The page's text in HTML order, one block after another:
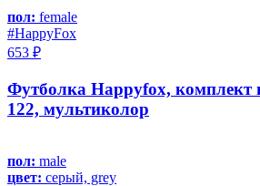
пол: female
#HappyFox
653 ₽
Футболка Happyfox, комплект
122, мультиколор
пол: male
цвет: серый, grey